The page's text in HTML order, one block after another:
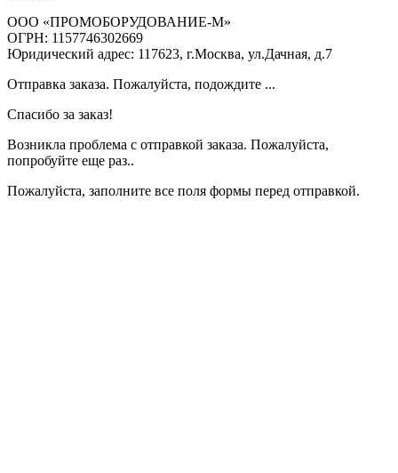
ООО «ПРОМОБОРУДОВАНИЕ-М»
ОГРН: 1157746302669
Юридический адрес: 117623, г.Москва, ул.Дачная, д.7
Отправка заказа. Пожалуйста, подождите ...
Спасибо за заказ!
Возникла проблема с отправкой заказа. Пожалуйста,
попробуйте еще раз..
Пожалуйста, заполните все поля формы перед отправкой.